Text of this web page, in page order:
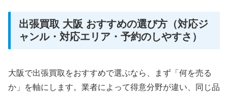
出張買取 大阪 おすすめの選び方（対応ジ
ャンル・対応エリア・予約のしやすさ）
大阪で出張買取をおすすめで選ぶなら、まず「何を売る
か」を軸にします。業者によって得意分野が違い、同じ品